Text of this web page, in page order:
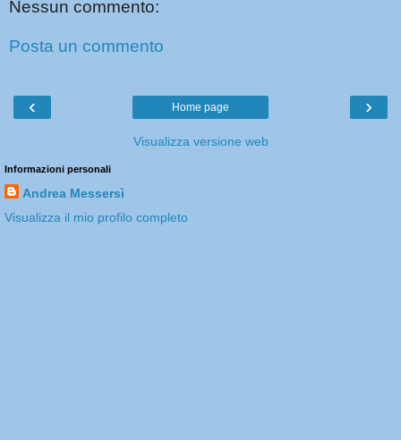
Nessun commento:
Posta un commento
‹ ›
Home page
Visualizza versione web
Informazioni personali
Andrea Messersì
Visualizza il mio profilo completo